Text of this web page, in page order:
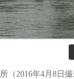
（2016年4月8日